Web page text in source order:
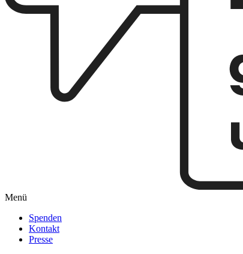
Menü
Spenden
Kontakt
Presse